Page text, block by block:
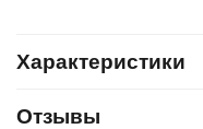
Характеристики
Отзывы